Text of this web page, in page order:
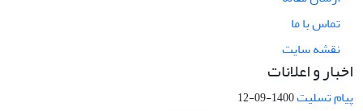
تماس با ما
نقشه سایت
اخبار و اعلانات
پیام تسلیت1400-09-12